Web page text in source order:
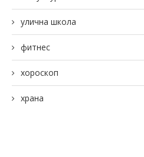
улична школа
фитнес
хороскоп
храна